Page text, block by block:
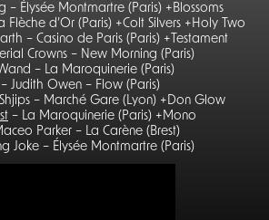
– Élysée Montmartre (Paris) +Blossoms
Flèche d’Or (Paris) +Colt Silvers +Holy Two
– Casino de Paris (Paris) +Testament
Crowns – New Morning (Paris)
– La Maroquinerie (Paris)
– Judith Owen – Flow (Paris)
– Marché Gare (Lyon) +Don Glow
– La Maroquinerie (Paris) +Mono
Parker – La Carène (Brest)
Joke – Élysée Montmartre (Paris)